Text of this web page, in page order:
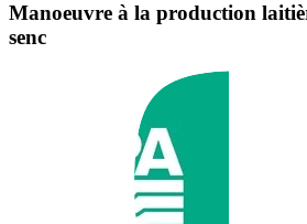
Manoeuvre à la production
senc